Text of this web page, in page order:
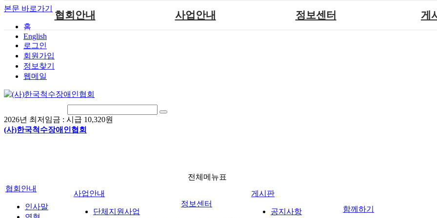
본문 바로가기
홈
English
로그인
회원가입
정보찾기
웹메일
2026년 최저임금 : 시급 10,320원
(사)한국척수장애인협회
협회안내
척수장애란?
찾아오시는길
사업안내
국제 교류/개발 협력사업
정보센터 게
전체메뉴표
협회안내
인사말
사업안내
단체지원사업
정보센터
게시판
공지사항
함께하기